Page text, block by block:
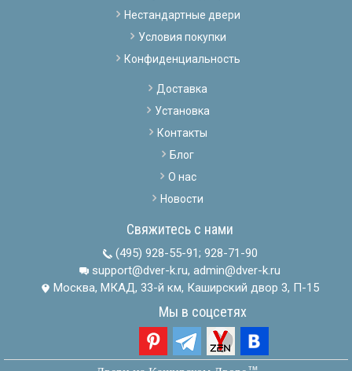
Нестандартные двери
Условия покупки
Конфиденциальность
Доставка
Установка
Контакты
Блог
О нас
Новости
Свяжитесь с нами
(495) 928-55-91; 928-71-90
support@dver-k.ru, admin@dver-k.ru
Москва, МКАД, 33-й км, Каширский двор 3, П-15
Мы в соцсетях
тм